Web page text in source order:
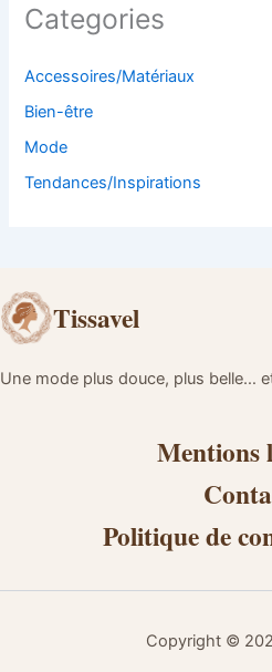
Categories
Accessoires/Matériaux
Bien-être
Mode
Tendances/Inspirations
Tissavel
Une mode plus douce, plus belle…
Mentions
Politique de
Copyright ©